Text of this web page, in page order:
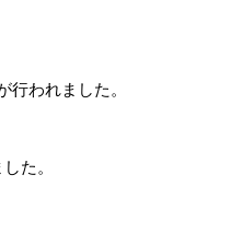
われました。
た。